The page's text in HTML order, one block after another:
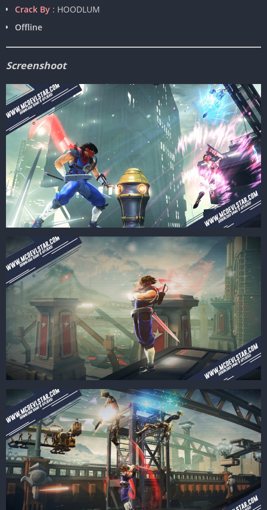
Crack By : HOODLUM
Offline
Screenshoot